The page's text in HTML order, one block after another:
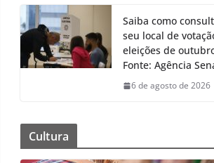
Saiba como
seu local de
eleições de
Fonte: Agência
6 de agosto de 2026
Cultura